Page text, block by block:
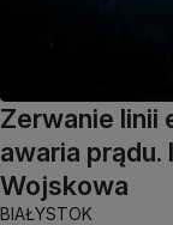
Zerwanie linii
awaria
Wojskowa
BIAŁYSTOK